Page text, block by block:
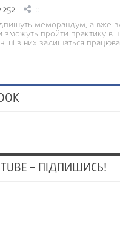
252 0
меморандум, а вже
зможуть пройти практику в
з них залишаться
– ПІДПИШИСЬ!